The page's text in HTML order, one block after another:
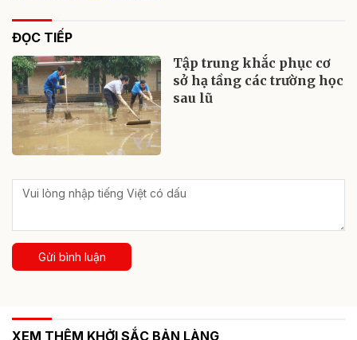
ĐỌC TIẾP
Tập trung khắc phục cơ
sở hạ tầng các trường học
sau lũ
Gửi bình luận
XEM THÊM KHỞI SẮC BẢN LÀNG